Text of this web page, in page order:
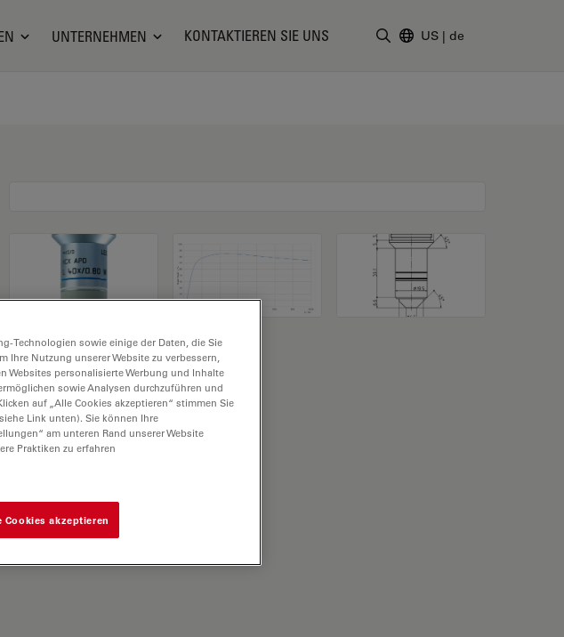
UNTERNEHMEN KONTAKTIEREN SIE UNS US | de
Technologien sowie einige der Daten, die Sie
Ihre Nutzung unserer Website zu verbessern,
Websites personalisierte Werbung und Inhalte
sowie Analysen durchzuführen und
auf „Alle Cookies akzeptieren“ stimmen Sie
Link unten). Sie können Ihre
am unteren Rand unserer Website
Praktiken zu erfahren
Cookies akzeptieren